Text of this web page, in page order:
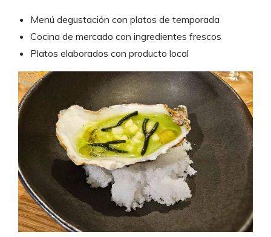
Menú degustación con platos de temporada
Cocina de mercado con ingredientes frescos
Platos elaborados con producto local